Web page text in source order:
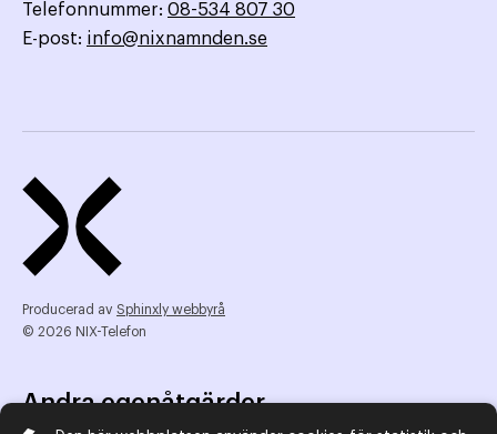
Telefonnummer: 08-534 807 30
E-post: info@nixnamnden.se
Producerad av Sphinxly webbyrå
© 2026 NIX-Telefon
Andra egenåtgärder